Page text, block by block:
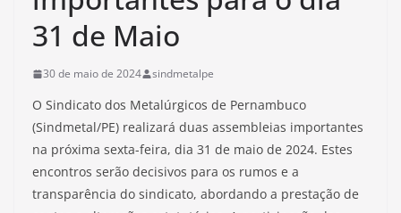
31 de Maio
30 de maio de 2024 sindmetalpe
O Sindicato dos Metalúrgicos de Pernambuco
(Sindmetal/PE) realizará duas assembleias importantes
na próxima sexta-feira, dia 31 de maio de 2024. Estes
encontros serão decisivos para os rumos e a
transparência do sindicato, abordando a prestação de